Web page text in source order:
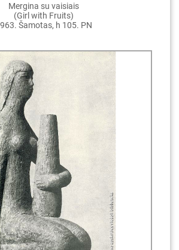
Mergina su vaisiais
(Girl with Fruits)
Šamotas, h 105. PN